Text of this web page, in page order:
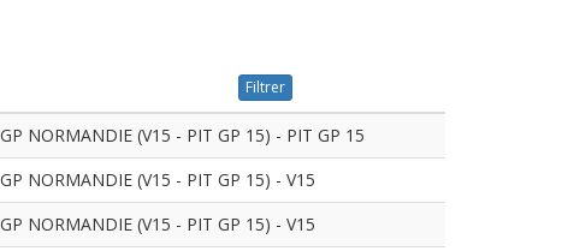
Filtrer
NORMANDIE (V15 - PIT GP 15) - PIT GP 15
NORMANDIE (V15 - PIT GP 15) - V15
NORMANDIE (V15 - PIT GP 15) - V15